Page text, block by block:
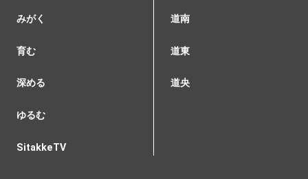
みがく
育む
深める
ゆるむ
SitakkeTV
道南
道東
道央